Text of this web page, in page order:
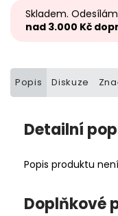
Skladem.
nad 3.000 Kč
Popis Diskuze
Detailní
Popis produktu
Doplňkové